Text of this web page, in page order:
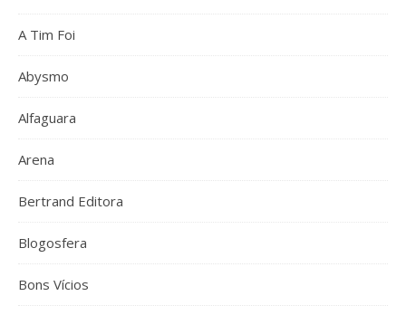
A Tim Foi
Abysmo
Alfaguara
Arena
Bertrand Editora
Blogosfera
Bons Vícios